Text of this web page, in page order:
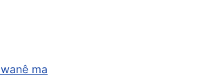
ma